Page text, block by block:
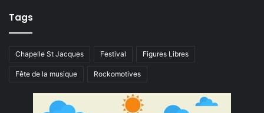
Tags
Chapelle St Jacques Festival Figures Libres
Fête de la musique Rockomotives